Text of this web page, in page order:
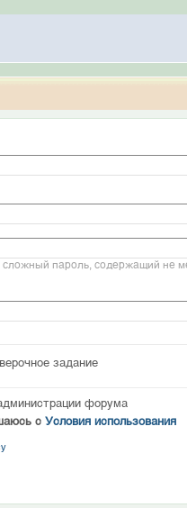
пароль, содержащий не
задание
форума
с Условия использования